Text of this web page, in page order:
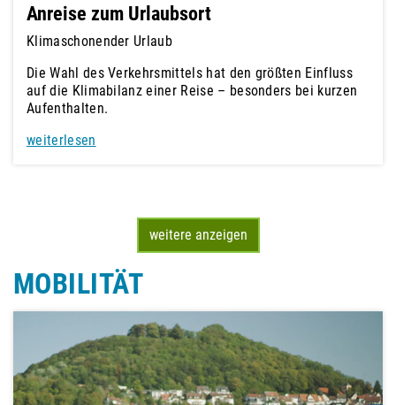
Anreise zum Urlaubsort
Klimaschonender Urlaub
Die Wahl des Verkehrsmittels hat den größten Einfluss
auf die Klimabilanz einer Reise – besonders bei kurzen
Aufenthalten.
weiterlesen
weitere anzeigen
MOBILITÄT